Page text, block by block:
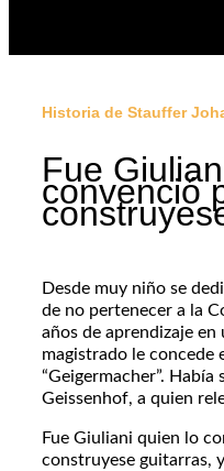
Historia de Stauffer
Fue
convenció
Desde muy niño se
de no pertenecer a la
años de aprendizaje en
magistrado le concede
“Geigermacher”.
Geissenhof, a quien
Fue Giuliani quien lo
construyese guitarras,